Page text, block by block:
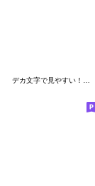
デカ文字で見やすい！夏多め気づかい言葉